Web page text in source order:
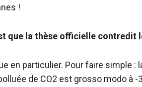
!
que la thèse officielle contredit
en particulier. Pour faire simple :
de CO2 est grosso modo à -